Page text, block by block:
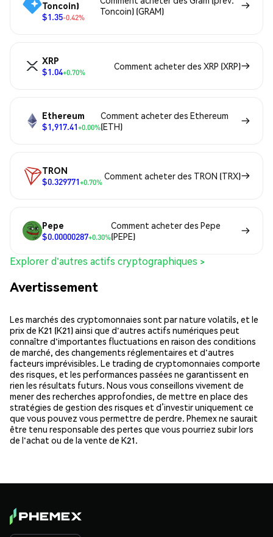
Toncoin)
$1.35-0.42%
Toncoin) (GRAM)
XRP
$1.04+0.70%
Comment acheter des XRP (XRP)
Ethereum
$1,917.41+0.00%
Comment acheter des Ethereum
(ETH)
TRON
$0.329771+0.70%
Comment acheter des TRON (TRX)
Pepe
$0.00000287+0.30%
Comment acheter des Pepe
(PEPE)
Explorer d'autres actifs cryptographiques >
Avertissement
Les marchés des cryptomonnaies sont par nature volatils, et le
prix de K21 (K21) ainsi que d'autres actifs numériques peut
connaître d'importantes fluctuations en raison des conditions
de marché, des changements réglementaires et d'autres
facteurs imprévisibles. Le trading de cryptomonnaies comporte
des risques, et les performances passées ne garantissent en
rien les résultats futurs. Nous vous conseillons vivement de
mener des recherches approfondies, de mettre en place des
stratégies de gestion des risques et d’investir uniquement ce
que vous pouvez vous permettre de perdre. Phemex ne saurait
être tenu responsable des pertes que vous pourriez subir lors
de l'achat ou de la vente de K21.